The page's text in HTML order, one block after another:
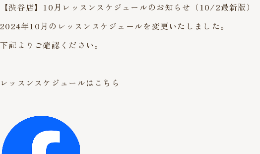
【渋谷店】10月レッスンスケジュールのお知らせ（10/2最新版）
2024年10月のレッスンスケジュールを変更いたしました。
下記よりご確認ください。
レッスンスケジュールはこちら